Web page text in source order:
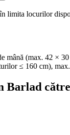
limita locurilor
mână (max. 42 ×
≤ 160 cm),
Barlad